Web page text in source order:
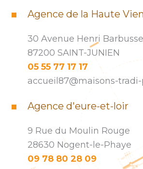
Agence de la Haute
30 Avenue Henri Barbusse
87200 SAINT-JUNIEN
05 55 77 17 17
accueil87@maisons-
Agence d'eure-et-loir
9 Rue du Moulin Rouge
28630 Nogent-le-Phaye
09 78 80 28 09